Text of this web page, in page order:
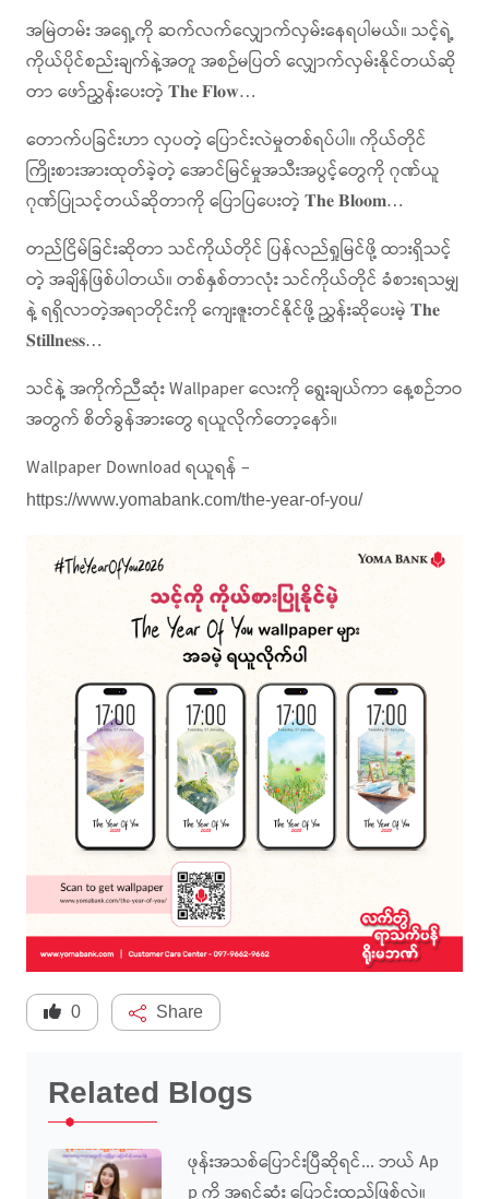
အမြဲတမ်း အရှေ့ကို ဆက်လက်လျှောက်လှမ်းနေရပါမယ်။ သင့်ရဲ့
ကိုယ်ပိုင်စည်းချက်နဲ့အတူ အစဉ်မပြတ် လျှောက်လှမ်းနိုင်တယ်ဆို
တာ ဖော်ညွှန်းပေးတဲ့ 𝐓𝐡𝐞 𝐅𝐥𝐨𝐰…
တောက်ပခြင်းဟာ လှပတဲ့ ပြောင်းလဲမှုတစ်ရပ်ပါ။ ကိုယ်တိုင်
ကြိုးစားအားထုတ်ခဲ့တဲ့ အောင်မြင်မှုအသီးအပွင့်တွေကို ဂုဏ်ယူ
ဂုဏ်ပြုသင့်တယ်ဆိုတာကို ပြောပြပေးတဲ့ 𝐓𝐡𝐞 𝐁𝐥𝐨𝐨𝐦…
တည်ငြိမ်ခြင်းဆိုတာ သင်ကိုယ်တိုင် ပြန်လည်ရှုမြင်ဖို့ ထားရှိသင့်
တဲ့ အချိန်ဖြစ်ပါတယ်။ တစ်နှစ်တာလုံး သင်ကိုယ်တိုင် ခံစားရသမျှ
နဲ့ ရရှိလာတဲ့အရာတိုင်းကို ကျေးဇူးတင်နိုင်ဖို့ ညွှန်းဆိုပေးမဲ့ 𝐓𝐡𝐞
𝐒𝐭𝐢𝐥𝐥𝐧𝐞𝐬𝐬…
သင်နဲ့ အကိုက်ညီဆုံး Wallpaper လေးကို ရွေးချယ်ကာ နေ့စဉ်ဘဝ
အတွက် စိတ်ခွန်အားတွေ ရယူလိုက်တော့နော်။
Wallpaper Download ရယူရန် –
https://www.yomabank.com/the-year-of-you/
0 Share
Related Blogs
ဖုန်းအသစ်ပြောင်းပြီဆိုရင်... ဘယ် Ap